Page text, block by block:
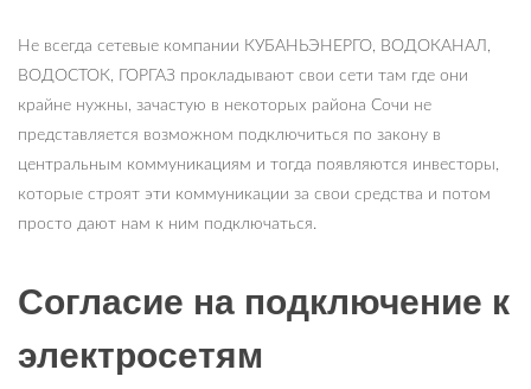
Не всегда сетевые компании КУБАНЬЭНЕРГО, ВОДОКАНАЛ,
ВОДОСТОК, ГОРГАЗ прокладывают свои сети там где они
крайне нужны, зачастую в некоторых района Сочи не
представляется возможном подключиться по закону в
центральным коммуникациям и тогда появляются инвесторы,
которые строят эти коммуникации за свои средства и потом
просто дают нам к ним подключаться.
Согласие на подключение к
электросетям